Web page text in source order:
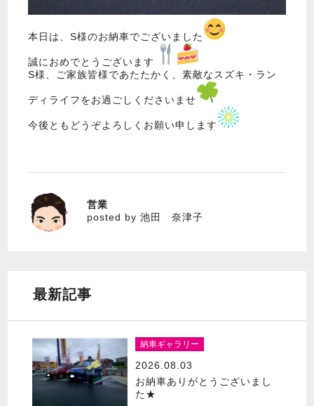
本日は、S様のお納車でございました
誠におめでとうございます
S様、ご家族皆様であたたかく、素敵なスズキ・ラン
ディライフをお過ごしくださいませ
今後ともどうぞよろしくお願い申します
池田 奈津子
営業
posted by 池田 奈津子
最新記事
納車ギャラリー
2026.08.03
お納車ありがとうございまし
た★